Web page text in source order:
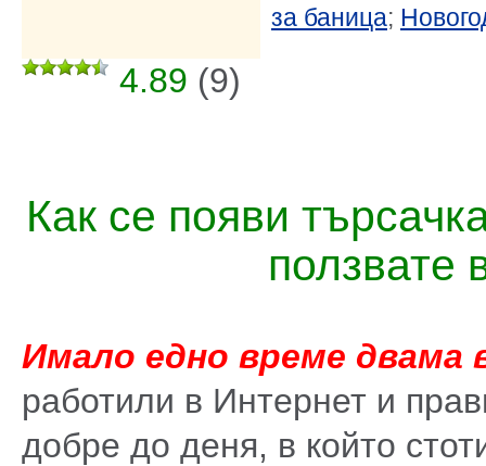
за баница;
4.89 (9)
Как се появи
ползвате
Имало едно време двама
работили в Интернет и
добре до деня, в който